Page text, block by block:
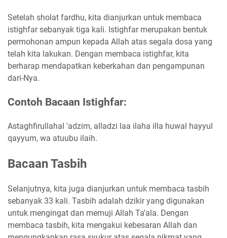
Setelah sholat fardhu, kita dianjurkan untuk membaca
istighfar sebanyak tiga kali. Istighfar merupakan bentuk
permohonan ampun kepada Allah atas segala dosa yang
telah kita lakukan. Dengan membaca istighfar, kita
berharap mendapatkan keberkahan dan pengampunan
dari-Nya.
Contoh Bacaan Istighfar:
Astaghfirullahal 'adzim, alladzi laa ilaha illa huwal hayyul
qayyum, wa atuubu ilaih.
Bacaan Tasbih
Selanjutnya, kita juga dianjurkan untuk membaca tasbih
sebanyak 33 kali. Tasbih adalah dzikir yang digunakan
untuk mengingat dan memuji Allah Ta'ala. Dengan
membaca tasbih, kita mengakui kebesaran Allah dan